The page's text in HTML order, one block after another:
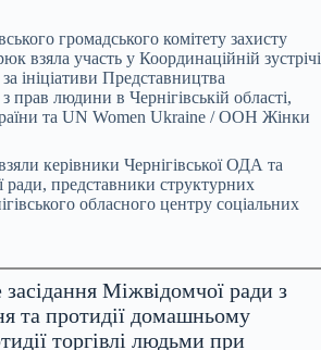
громадського комітету захисту
взяла участь у Координаційній зустрічі
ініціативи Представництва
людини в Чернігівській області,
та UN Women Ukraine / ООН Жінки
керівники Чернігівської ОДА та
ради, представники структурних
обласного центру соціальних
засідання Міжвідомчої ради з
та протидії домашньому
торгівлі людьми при